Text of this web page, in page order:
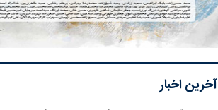
آخرین اخبار